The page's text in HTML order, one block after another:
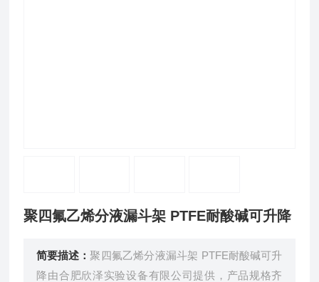
聚四氟乙烯分液漏斗架 PTFE耐酸碱可升降
简要描述： 聚四氟乙烯分液漏斗架 PTFE耐酸碱可升
降由合肥欣泽实验设备有限公司提供，产品规格齐